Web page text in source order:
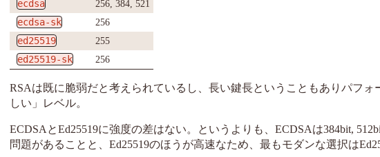
ecdsa
256, 384, 521
ecdsa-sk
256
ed25519
255
ed25519-sk
256
RSAは既に脆弱だと考えられているし、長い鍵長ということもありパフ
しい」レベル。
ECDSAとEd25519に強度の差はない。というよりも、ECDSAは384bit,
問題があることと、Ed25519のほうが高速なため、最もモダンな選択は